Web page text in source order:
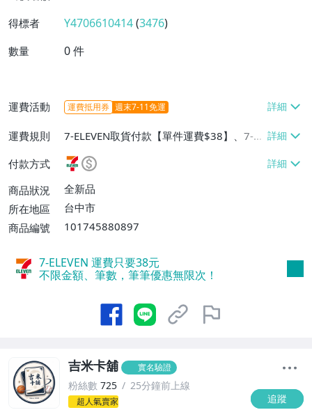
得標者 Y4706610414(3476)
數量 0件
運費活動 運費抵用券 週末7-11免運
運費規則
7-ELEVEN取貨付款【單件運費$38】、7-EL
EVEN取貨不付款【單件運費$38】、郵局掛
號【單件運費$80】
付款方式
商品狀況
全新品
所在地區
台中市
商品編號
101745880897
7-ELEVEN 運費只要38元
不限金額、筆數，筆筆優惠無限次！
吉米卡舖 實名驗證
粉絲數 725 25分鐘前上線
超人氣賣家 追蹤